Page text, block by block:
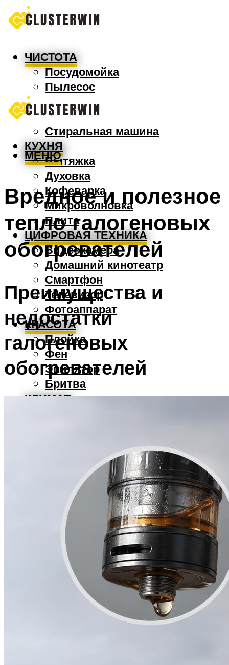
ЧИСТОТА
Посудомойка
Пылесос
Утюг
Швабра
Стиральная машина
КУХНЯ
Вытяжка
Духовка
Кофеварка
Микроволновка
Плита
ЦИФРОВАЯ ТЕХНИКА
Видеокамера
Домашний кинотеатр
Смартфон
Телевизор
Фотоаппарат
КРАСОТА
Плойка
Фен
Эпилятор
Бритва
КЛИМАТ
Обогреватель
Увлажнитель
Болгарка
Дрель
Перфоратор
Шуруповерт
ЗДОРОВЬЕ
МЕНЮ
Вредное и полезное
тепло галогеновых
обогревателей
Преимущества и
недостатки
галогеновых
обогревателей